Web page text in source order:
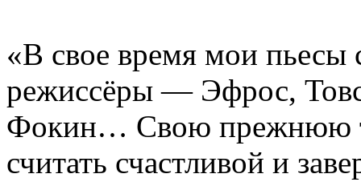
«В свое время мои
режиссёры — Эфрос,
Фокин… Свою прежнюю
считать счастливой и